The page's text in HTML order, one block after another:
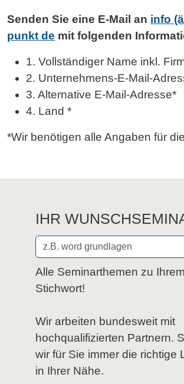
Senden Sie eine E-Mail an info
punkt de mit folgenden
1. Vollständiger Name inkl.
2. Unternehmens-E-Mail-
3. Alternative E-Mail-Adresse*
4. Land *
*Wir benötigen alle Angaben für
IHR
Alle Seminarthemen zu Ihrem
Stichwort!
Wir arbeiten bundesweit mit
hochqualifizierten Partnern.
wir für Sie immer die richtige
in Ihrer Nähe.